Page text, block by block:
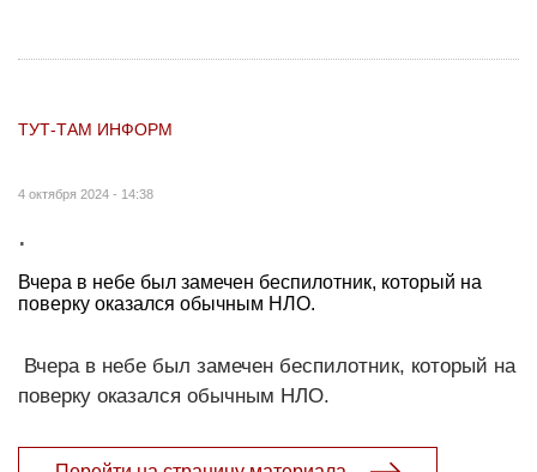
ТУТ-ТАМ ИНФОРМ
4 октября 2024 - 14:38
.
Вчера в небе был замечен беспилотник, который на
поверку оказался обычным НЛО.
Вчера в небе был замечен беспилотник, который на
поверку оказался обычным НЛО.